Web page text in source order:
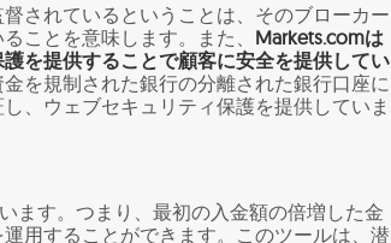
されているということは、そのブローカー
ことを意味します。また、 Markets.comは
を提供することで顧客に安全を提供してい
を規制された銀行の分離された銀行口座に
、ウェブセキュリティ保護を提供していま
ます。つまり、最初の入金額の倍増した金
用することができます。このツールは、潜